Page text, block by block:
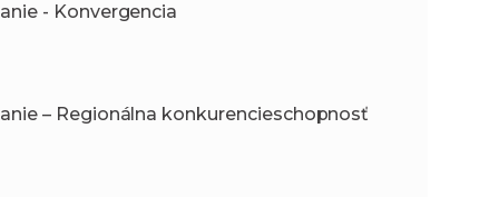
- Konvergencia
– Regionálna konkurencieschopnosť